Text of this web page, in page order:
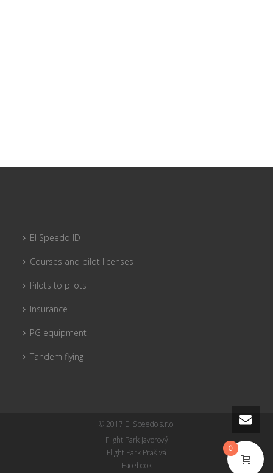
El Speedo ID
Courses and pilot licenses
Pilots to pilots
Insurance
PG equipment
Tandem flying
© 2017 El Speedo s.r.o.
Flight Park Javorový
Flight Park Prašivá
Facebook
0